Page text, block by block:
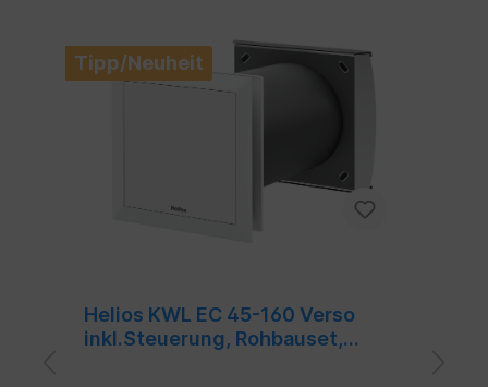
Tipp/Neuheit
Helios KWL EC 45-160 Verso
inkl.Steuerung, Rohbauset,